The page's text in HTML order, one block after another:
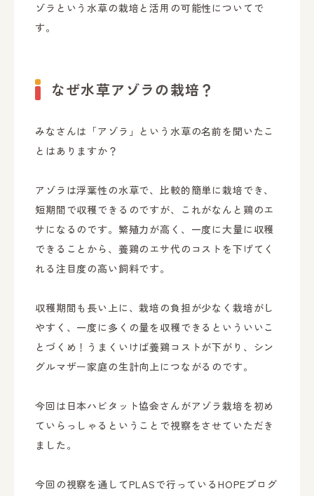
ゾラという水草の栽培と活用の可能性についてで
す。
なぜ水草アゾラの栽培？
みなさんは「アゾラ」という水草の名前を聞いたこ
とはありますか？
アゾラは浮葉性の水草で、比較的簡単に栽培でき、
短期間で収穫できるのですが、これがなんと鶏のエ
サになるのです。繁殖力が高く、一度に大量に収穫
できることから、養鶏のエサ代のコストを下げてく
れる注目度の高い飼料です。
収穫期間も長い上に、栽培の負担が少なく栽培がし
やすく、一度に多くの量を収穫できるといういいこ
とづくめ！うまくいけば養鶏コストが下がり、シン
グルマザー家庭の生計向上につながるのです。
今回は日本ハビタット協会さんがアゾラ栽培を初め
ていらっしゃるということで視察をさせていただき
ました。
今回の視察を通してPLASで行っているHOPEプログ